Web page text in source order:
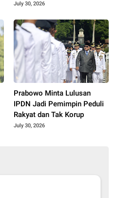
3 Juta Rumah
July 30, 2026
Prabowo Minta Lulusan
IPDN Jadi Pemimpin Peduli
Rakyat dan Tak Korup
July 30, 2026